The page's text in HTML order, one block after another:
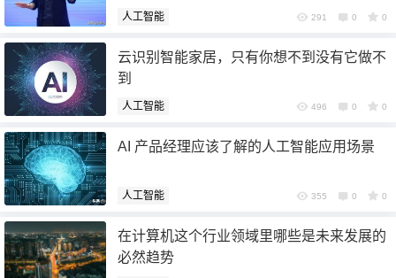
人工智能 291 0 0
云识别智能家居，只有你想不到没有它做不
到
人工智能 496 0 0
AI 产品经理应该了解的人工智能应用场景
人工智能 355 0 0
在计算机这个行业领域里哪些是未来发展的
必然趋势
忘记密码？